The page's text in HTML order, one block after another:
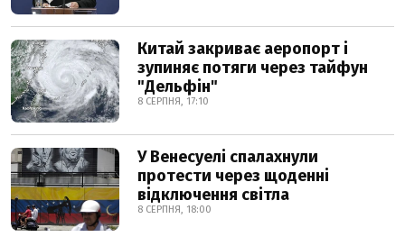
Китай закриває аеропорт і
зупиняє потяги через тайфун
"Дельфін"
8 СЕРПНЯ, 17:10
У Венесуелі спалахнули
протести через щоденні
відключення світла
8 СЕРПНЯ, 18:00